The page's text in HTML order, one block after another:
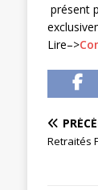
présent
Lire–>
Retraités